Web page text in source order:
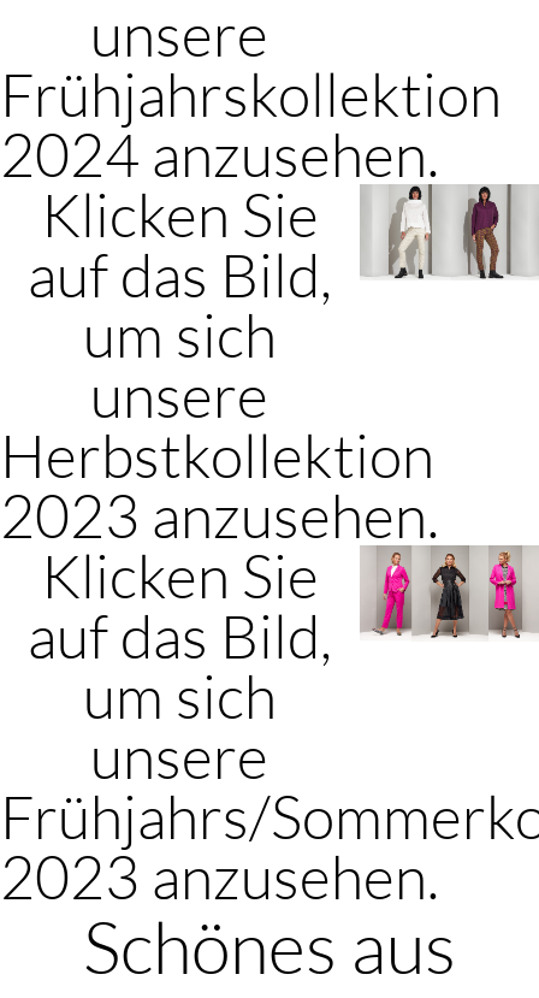
unsere
Frühjahrskollektion
2024 anzusehen.
Klicken Sie
auf das Bild,
um sich
unsere
Herbstkollektion
2023 anzusehen.
Klicken Sie
auf das Bild,
um sich
unsere
Frühjahrs/
2023 anzusehen.
Schönes aus